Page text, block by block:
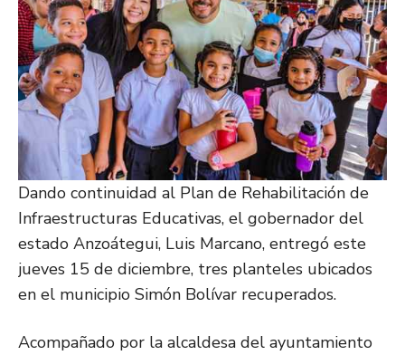
Dando continuidad al Plan de Rehabilitación de
Infraestructuras Educativas, el gobernador del
estado Anzoátegui, Luis Marcano, entregó este
jueves 15 de diciembre, tres planteles ubicados
en el municipio Simón Bolívar recuperados.
Acompañado por la alcaldesa del ayuntamiento